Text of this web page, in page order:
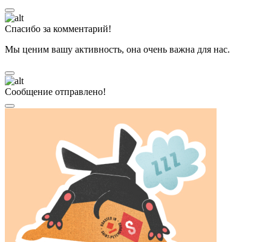
Спасибо за комментарий!
Мы ценим вашу активность, она очень важна для нас.
Сообщение отправлено!